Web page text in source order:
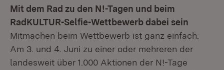
Mit dem Rad zu den N!-Tagen und beim
RadKULTUR-Selfie-Wettbewerb dabei sein
Mitmachen beim Wettbewerb ist ganz einfach:
Am 3. und 4. Juni zu einer oder mehreren der
landesweit über 1.000 Aktionen der N!-Tage